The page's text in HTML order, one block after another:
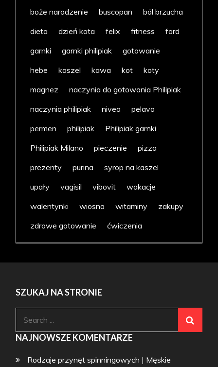
boże narodzenie
buscopan
ból brzucha
dieta
dzień kota felix fitness
ford
garnki
garnki philipiak
gotowanie
hebe
kaszel kawa kot
koty
magnez
naczynia do gotowania Philipiak
naczynia philipiak
nivea
pelavo
permen
philipiak
Philipiak garnki
Philipiak Milano
pieczenie
pizza
prezenty
purina
syrop na kaszel
upały
vagisil vibovit
wakacje
walentynki
wiosna witaminy
zakupy
zdrowe gotowanie
ćwiczenia
SZUKAJ NA STRONIE
NAJNOWSZE KOMENTARZE
Rodzaje przynęt spinningowych | Męskie